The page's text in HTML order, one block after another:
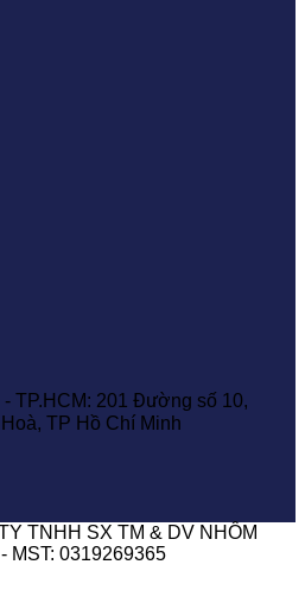
TP.HCM: 201 Đường số 10,
TP Hồ Chí Minh
TNHH SX TM & DV NHÔM
MST: 0319269365